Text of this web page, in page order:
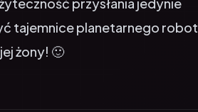
tajemnice planetarnego robota
żony! 🙂